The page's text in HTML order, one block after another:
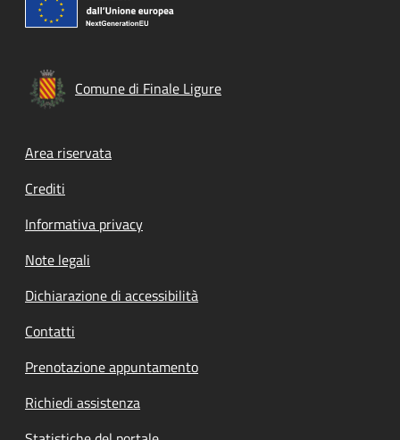
Comune di Finale Ligure
Footer menu
Area riservata
Crediti
Informativa privacy
Note legali
Dichiarazione di accessibilità
Contatti
Prenotazione appuntamento
Richiedi assistenza